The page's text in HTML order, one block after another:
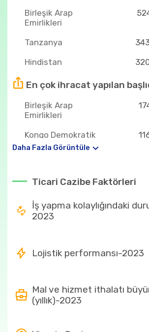
Birleşik Arap
Emirlikleri
Tanzanya
Hindistan
En çok ihracat yapılan
Birleşik Arap
Emirlikleri
Kongo Demokratik
Cumhuriyeti
Belçika
Pakistan
271019
271012
Daha Fazla Görüntüle
Ticari Cazibe Faktörleri
İş yapma kolaylığındaki
2023
Lojistik performansı-2023
Mal ve hizmet ithalatı
(yıllık)-2023